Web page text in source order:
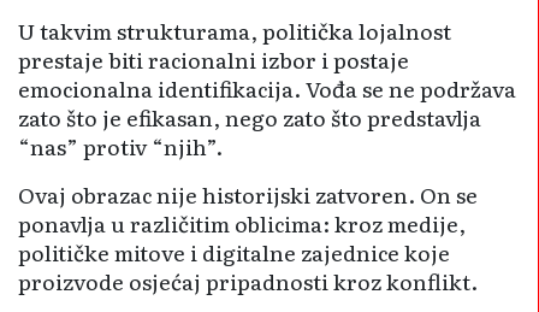
U takvim strukturama, politička lojalnost
prestaje biti racionalni izbor i postaje
emocionalna identifikacija. Vođa se ne podržava
zato što je efikasan, nego zato što predstavlja
“nas” protiv “njih”.
Ovaj obrazac nije historijski zatvoren. On se
ponavlja u različitim oblicima: kroz medije,
političke mitove i digitalne zajednice koje
proizvode osjećaj pripadnosti kroz konflikt.